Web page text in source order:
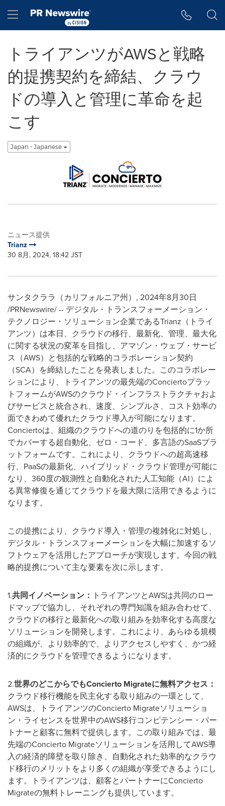
Hamburger menu
トライアンツがAWSと戦略
的提携契約を締結、クラウ
ドの導入と管理に革命を起
こす
Japan - Japanese
ニュース提供
Trianz
30 8月, 2024, 18:42 JST
サンタクララ（カリフォルニア州） , 2024年8月30日
/PRNewswire/ -- デジタル・トランスフォーメーション・
テクノロジー・ソリューション企業であるTrianz（トライ
アンツ）は本日、クラウドの移行、最新化、管理、最大化
に関する状況の変革を目指し、アマゾン・ウェブ・サービ
ス（AWS）と包括的な戦略的コラボレーション契約
（SCA）を締結したことを発表しました。このコラボレー
ションにより、トライアンツの最先端のConciertoプラッ
トフォームがAWSのクラウド・インフラストラクチャおよ
びサービスと統合され、速度、シンプルさ、コスト効率の
面できわめて優れたクラウド導入が可能になります。
Conciertoは、組織のクラウドへの道のりを包括的に1か所
でカバーする超自動化、ゼロ・コード、多言語のSaaSプラ
ットフォームです。これにより、クラウドへの超高速移
行、PaaSの最新化、ハイブリッド・クラウド管理が可能に
なり、360度の観測性と自動化された人工知能（AI）によ
る異常修復を通じてクラウドを最大限に活用できるように
なります。
この提携により、クラウド導入・管理の複雑化に対処し、
デジタル・トランスフォーメーションを大幅に加速するソ
フトウェアを活用したアプローチが実現します。今回の戦
略的提携について主な要素を次に示します。
1.共同イノベーション： トライアンツとAWSは共同のロー
ドマップで協力し、それぞれの専門知識を組み合わせて、
クラウドの移行と最新化への取り組みを効率化する高度な
ソリューションを開発します。これにより、あらゆる規模
の組織が、より効率的で、よりアクセスしやすく、かつ経
済的にクラウドを管理できるようになります。
2.世界のどこからでもConcierto Migrateに無料アクセス：
クラウド移行機能を民主化する取り組みの一環として、
AWSは、トライアンツのConcierto Migrateソリューショ
ン・ライセンスを世界中のAWS移行コンピテンシー・パー
トナーと顧客に無料で提供します。この取り組みでは、最
先端のConcierto Migrateソリューションを活用してAWS導
入の経済的障壁を取り除き、自動化された効率的なクラウ
ド移行のメリットをより多くの組織が享受できるようにし
ます。トライアンツは、顧客とパートナーにConcierto
Migrateの無料トレーニングも提供しています。